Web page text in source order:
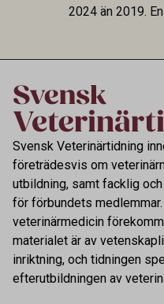
2024 än 2019.
Svensk Veterinärtidning
företrädesvis om
utbildning, samt facklig
för förbundets
veterinärmedicin
materialet är av
inriktning, och tidningen
efterutbildningen av